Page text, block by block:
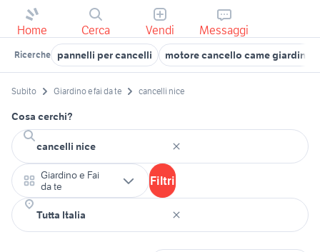
Home Cerca Vendi Messaggi
Ricerche pannelli per cancelli motore cancello came giardino
Subito Giardino e fai da te cancelli nice
Cosa cerchi?
Giardino e Fai
da te
Filtri